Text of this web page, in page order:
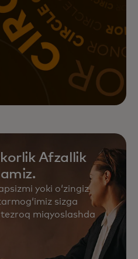
Afzallik
yoki oʻzingiz
sizga
miqyoslashda